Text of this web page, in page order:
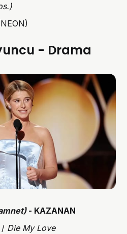
- Drama
- KAZANAN
/ Die My Love